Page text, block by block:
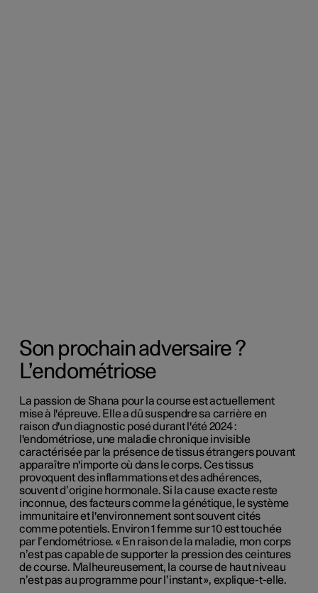
Son prochain adversaire ?
L’endométriose
La passion de Shana pour la course est actuellement
mise à l'épreuve. Elle a dû suspendre sa carrière en
raison d'un diagnostic posé durant l'été 2024 :
l'endométriose, une maladie chronique invisible
caractérisée par la présence de tissus étrangers pouvant
apparaître n'importe où dans le corps. Ces tissus
provoquent des inflammations et des adhérences,
souvent d’origine hormonale. Si la cause exacte reste
inconnue, des facteurs comme la génétique, le système
immunitaire et l'environnement sont souvent cités
comme potentiels. Environ 1 femme sur 10 est touchée
par l’endométriose. « En raison de la maladie, mon corps
n’est pas capable de supporter la pression des ceintures
de course. Malheureusement, la course de haut niveau
n’est pas au programme pour l’instant », explique-t-elle.